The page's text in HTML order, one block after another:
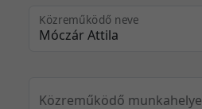
Közreműködő neve
Közreműködő munkahelye